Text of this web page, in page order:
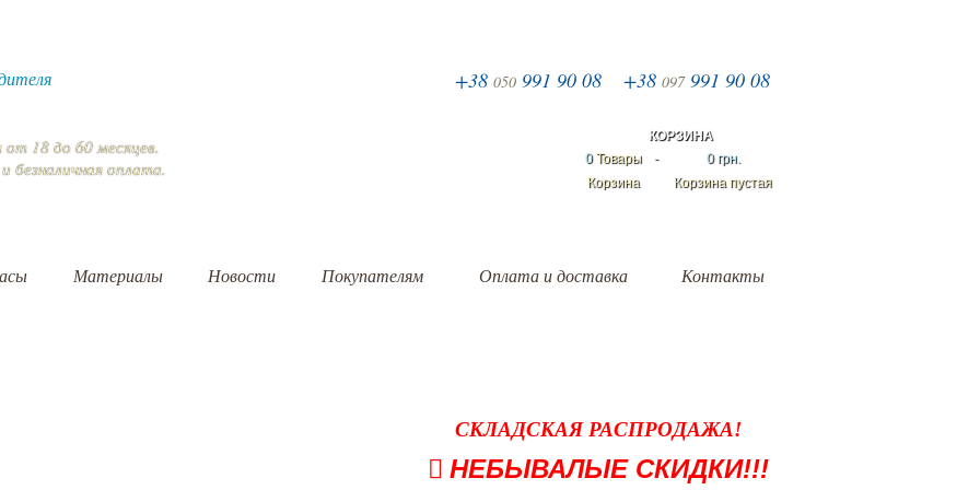
+38 050 991 90 08 +38 097991 90 08
КОРЗИНА
0Товары -
0 грн.
Корзина
Корзина пустая
от 18 до 60 месяцев.
безналичнаяоплата.
Материалы Новости Покупателям Оплата и доставка Контакты
СКЛАДСКАЯ РАСПРОДАЖА!
НЕБЫВАЛЫЕ СКИДКИ!!!